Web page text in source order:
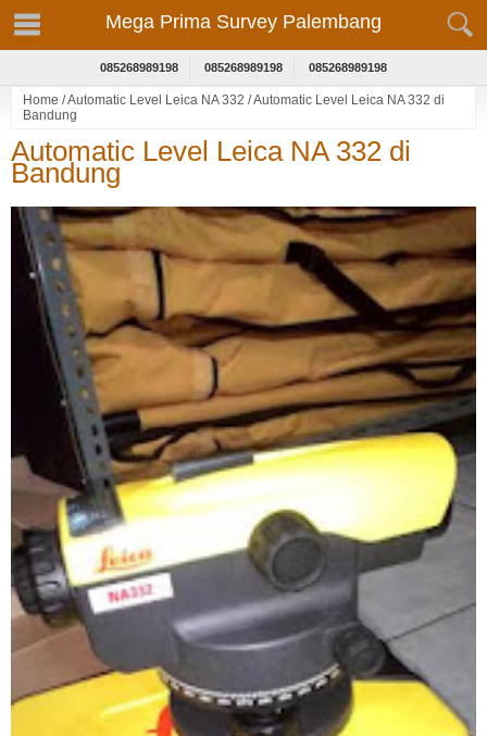
Mega Prima Survey Palembang
085268989198 085268989198 085268989198
Home /Automatic Level Leica NA 332 /Automatic Level Leica NA 332 di
Bandung
Automatic Level Leica NA 332 di
Bandung